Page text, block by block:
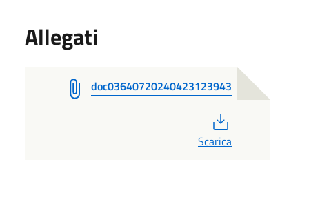
Allegati
doc03640720240423123943
Scarica